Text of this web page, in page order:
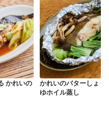
かれいの
かれいのバターしょう
ゆホイル蒸し